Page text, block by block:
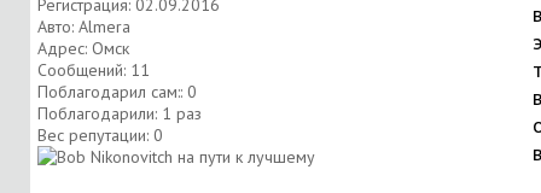
Регистрация: 02.09.2016
Авто: Almera
Адрес: Омск
Сообщений: 11
Поблагодарил сам:: 0
Поблагодарили: 1 раз
Вес репутации: 0